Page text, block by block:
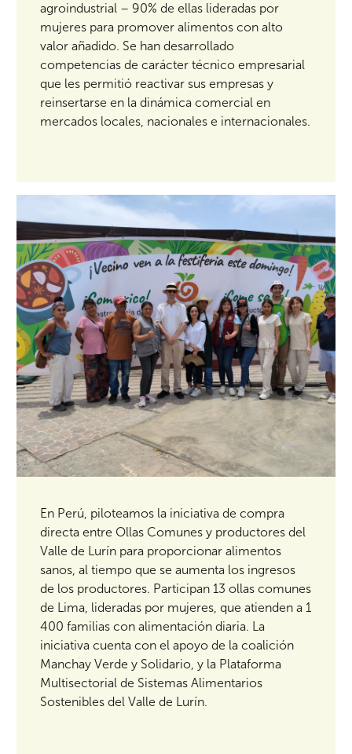
agroindustrial – 90% de ellas lideradas por
mujeres para promover alimentos con alto
valor añadido. Se han desarrollado
competencias de carácter técnico empresarial
que les permitió reactivar sus empresas y
reinsertarse en la dinámica comercial en
mercados locales, nacionales e internacionales.
En Perú, piloteamos la iniciativa de compra
directa entre Ollas Comunes y productores del
Valle de Lurín para proporcionar alimentos
sanos, al tiempo que se aumenta los ingresos
de los productores. Participan 13 ollas comunes
de Lima, lideradas por mujeres, que atienden a 1
400 familias con alimentación diaria. La
iniciativa cuenta con el apoyo de la coalición
Manchay Verde y Solidario, y la Plataforma
Multisectorial de Sistemas Alimentarios
Sostenibles del Valle de Lurín.